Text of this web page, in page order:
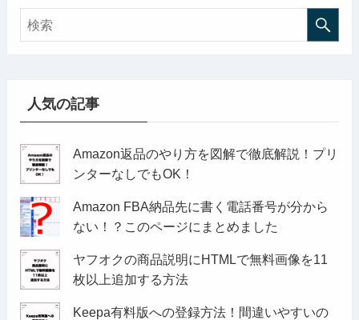
人気の記事
Amazon返品のやり方を図解で徹底解説！プリ
ンターなしでもOK！
Amazon FBA納品先に書く電話番号が分から
ない！？このページにまとめました
ヤフオクの商品説明にHTMLで無料画像を11
枚以上追加する方法
Keepa有料版への登録方法！間違いやすいの